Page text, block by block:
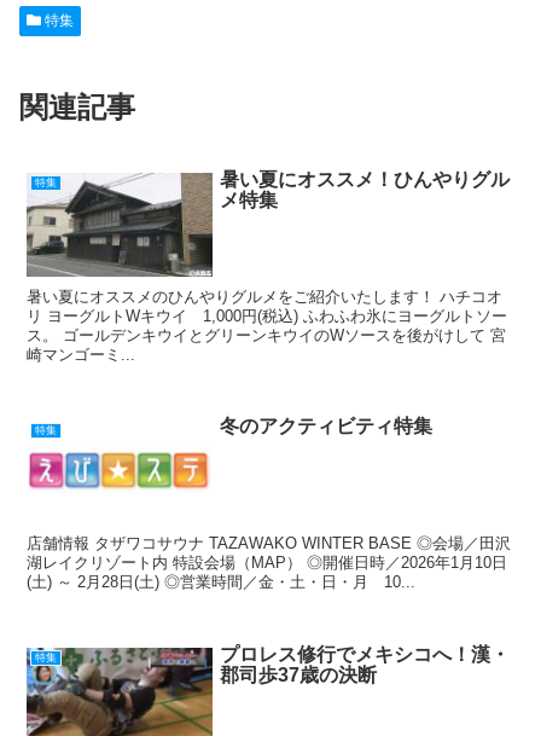
o
k
特集
関連記事
特集
暑い夏にオススメ！ひんやりグル
メ特集
暑い夏にオススメのひんやりグルメをご紹介いたします！ ハチコオ
リ ヨーグルトWキウイ 1,000円(税込) ふわふわ氷にヨーグルトソー
ス。 ゴールデンキウイとグリーンキウイのWソースを後がけして 宮
崎マンゴーミ...
特集 冬のアクティビティ特集
店舗情報 タザワコサウナ TAZAWAKO WINTER BASE ◎会場／田沢
湖レイクリゾート内 特設会場（MAP） ◎開催日時／2026年1月10日
(土) ～ 2月28日(土) ◎営業時間／金・土・日・月 10...
特集
プロレス修行でメキシコへ！漢・
郡司歩37歳の決断